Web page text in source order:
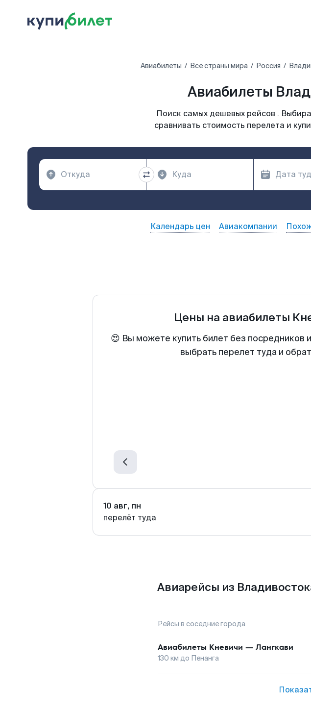
Авиабилеты Все страны мира Россия
Авиабилеты
Поиск самых дешевых рейсов .
сравнивать стоимость перелета и
Календарь цен Авиакомпании
Цены на авиабилеты
😍 Вы можете купить билет без
выбрать перелет туда и
10 авг, пн
перелёт туда
Авиарейсы из
Рейсы в соседние города
Авиабилеты Кневичи — Лангкави
130 км до Пенанга